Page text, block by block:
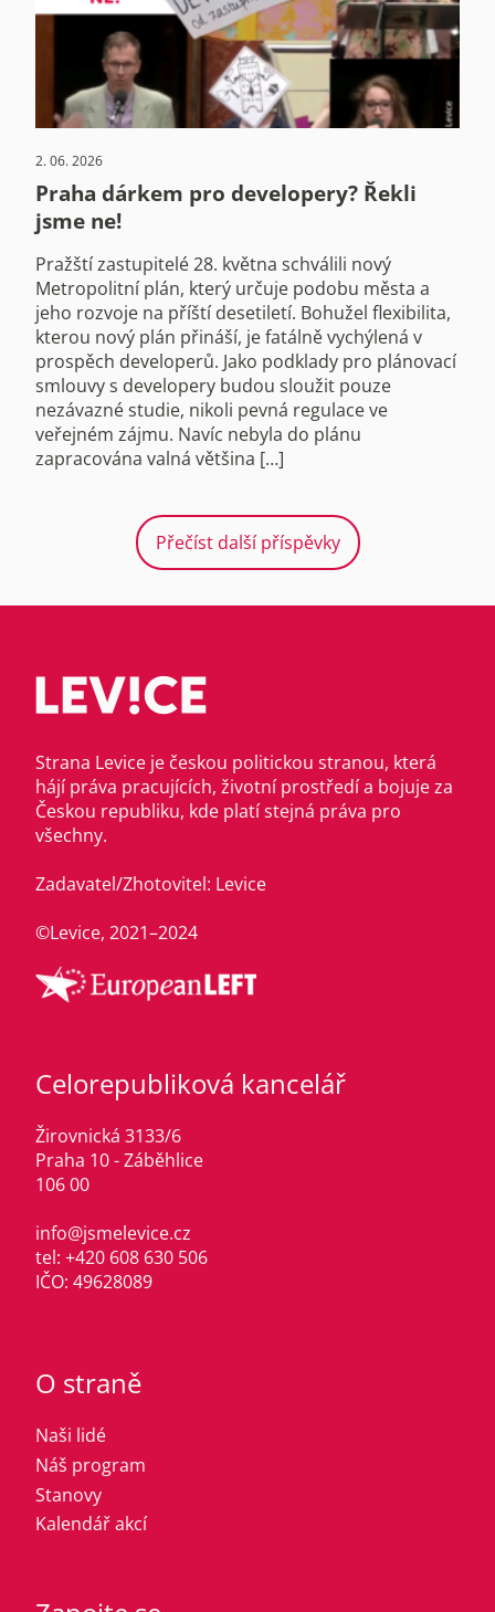
2. 06. 2026
Praha dárkem pro developery? Řekli
jsme ne!
Pražští zastupitelé 28. května schválili nový
Metropolitní plán, který určuje podobu města a
jeho rozvoje na příští desetiletí. Bohužel flexibilita,
kterou nový plán přináší, je fatálně vychýlená v
prospěch developerů. Jako podklady pro plánovací
smlouvy s developery budou sloužit pouze
nezávazné studie, nikoli pevná regulace ve
veřejném zájmu. Navíc nebyla do plánu
zapracována valná většina […]
Přečíst další příspěvky
Strana Levice je českou politickou stranou, která
hájí práva pracujících, životní prostředí a bojuje za
Českou republiku, kde platí stejná práva pro
všechny.
Zadavatel/Zhotovitel: Levice
©Levice, 2021–2024
Celorepubliková kancelář
Žirovnická 3133/6
Praha 10 - Záběhlice
106 00
info@jsmelevice.cz
tel: +420 608 630 506
IČO: 49628089
O straně
Naši lidé
Náš program
Stanovy
Kalendář akcí